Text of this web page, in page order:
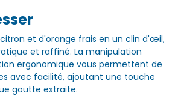
citron et d'orange frais en un clin d'œil,
et raffiné. La manipulation
ergonomique vous permettent de
avec facilité, ajoutant une touche
goutte extraite.